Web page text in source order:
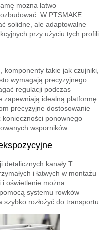
można łatwo
W PTSMAKE
solidne, ale adaptowalne
przy użyciu tych profili.
komponenty takie jak czujniki,
wymagają precyzyjnego
regulacji podczas
zapewniają idealną platformę
precyzyjne dostosowanie
konieczności ponownego
wsporników.
detalicznych kanały T
i łatwych w montażu
i oświetlenie można
systemu rowków
rozłożyć do transportu.